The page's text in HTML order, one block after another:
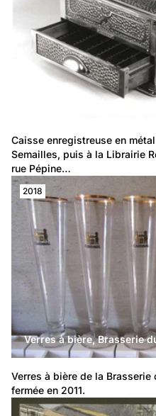
Caisse enregistreuse en
Caisse enregistreuse en
Semailles, puis à la Librairie
rue Pépine…
2018
Verres à bière, Brasserie
Verres à bière de la Brasserie
fermée en 2011.